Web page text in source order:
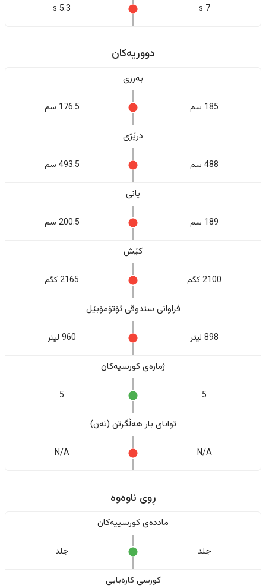
7 s
5.3 s
دووریەکان
بەرزی
185 سم 176.5 سم
درێژی
488 سم 493.5 سم
پانی
189 سم 200.5 سم
کێش
2100 کگم 2165 کگم
فراوانی سندوقی ئۆتۆمۆبێل
898 لیتر 960 لیتر
ژمارەی کورسیەکان
5
5
تواناى بار هەڵگرتن (تەن)
N/A
N/A
ڕوی ناوەوە
ماددەی کورسییەکان
جلد جلد
کورسی کارەبایی